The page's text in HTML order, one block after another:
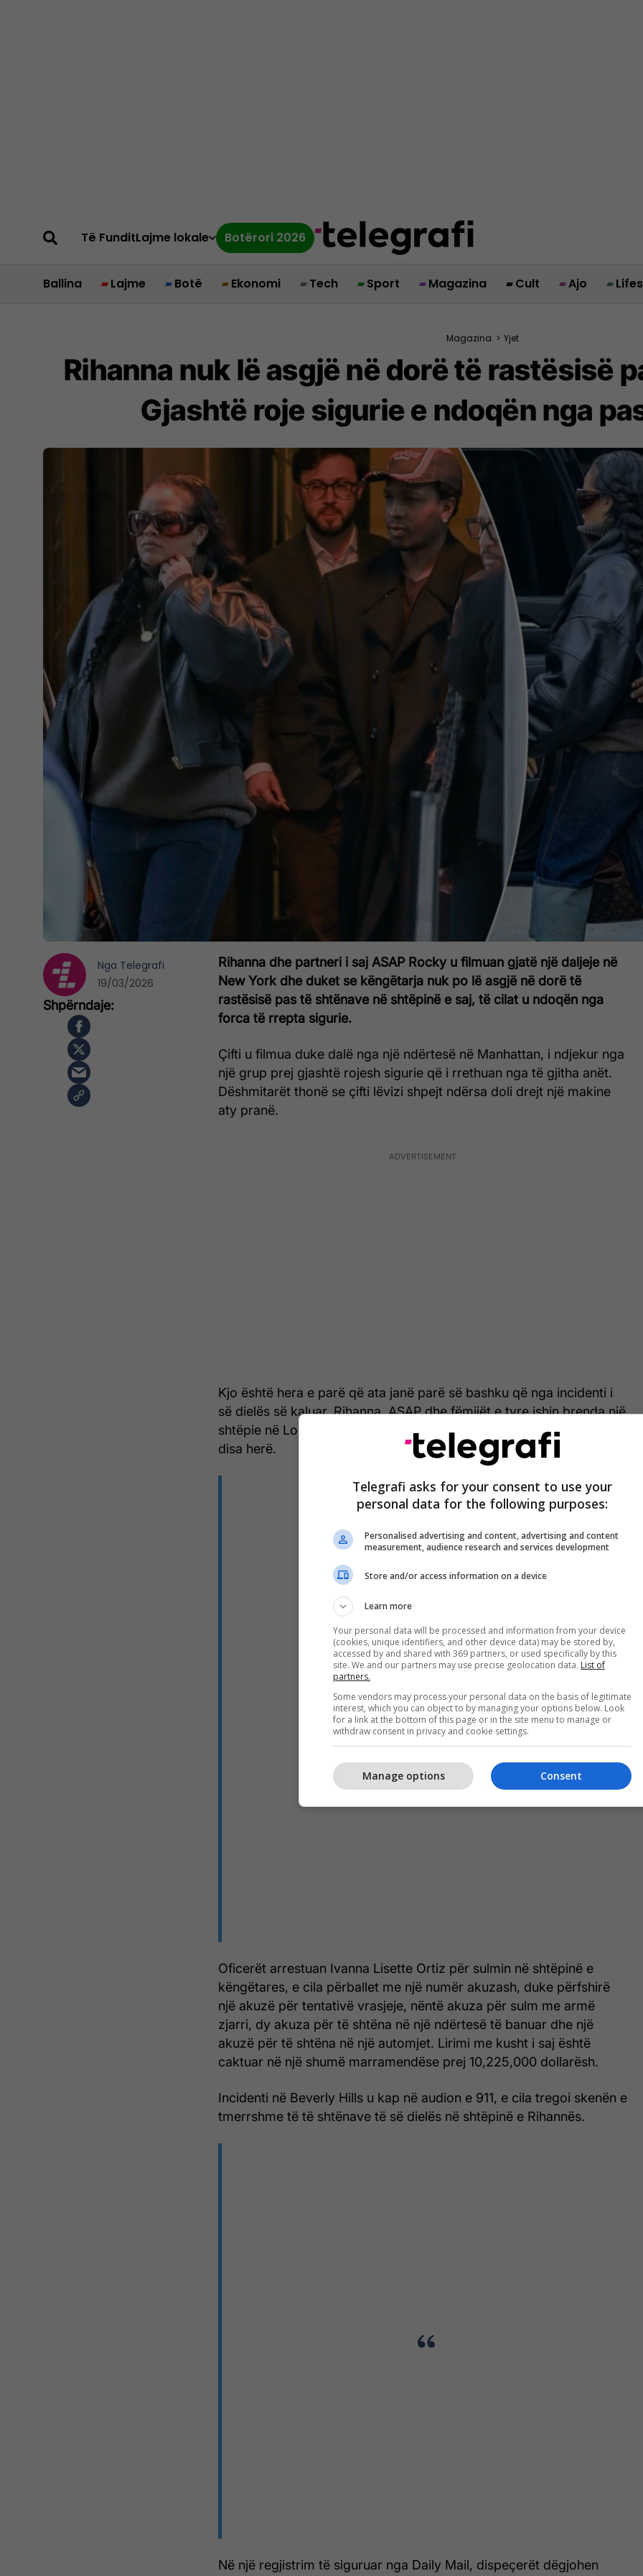
Të FunditLajme lokale Botërori 2026
Ballina Lajme Botë Ekonomi Tech Sport Magazina Cult Ajo
Magazina > Yjet
Rihanna nuk lë asgjë në dorë të rastësisë
Gjashtë roje sigurie e ndoqën nga
Rihanna dhe partneri i saj ASAP Rocky u filmuan gjatë një daljeje në
New York dhe duket se këngëtarja nuk po lë asgjë në dorë të
rastësisë pas të shtënave në shtëpinë e saj, të cilat u ndoqën nga
forca të rrepta sigurie.
Çifti u filmua duke dalë nga një ndërtesë në Manhattan, i ndjekur nga
një grup prej gjashtë rojesh sigurie që i rrethuan nga të gjitha anët.
Dëshmitarët thonë se çifti lëvizi shpejt ndërsa doli drejt një makine
aty pranë.
Kjo është hera e parë që ata janë parë së bashku që nga incidenti i
së dielës së kaluar. Rihanna, ASAP dhe fëmijët e tyre ishin brenda një
shtëpie në Los Angeles kur një grua hapi zjarr drejt saj, duke qëlluar
disa herë.
Oficerët arrestuan Ivanna Lisette Ortiz për sulmin në shtëpinë e
këngëtares, e cila përballet me një numër akuzash, duke përfshirë
një akuzë për tentativë vrasjeje, nëntë akuza për sulm me armë
zjarri, dy akuza për të shtëna në një ndërtesë të banuar dhe një
akuzë për të shtëna në një automjet. Lirimi me kusht i saj është
caktuar në një shumë marramendëse prej 10,225,000 dollarësh.
Incidenti në Beverly Hills u kap në audion e 911, e cila tregoi skenën e
tmerrshme të të shtënave të së dielës në shtëpinë e Rihannës.
Në një regjistrim të siguruar nga Daily Mail, dispeçerët dëgjohen
Nga Telegrafi
19/03/2026
Telegrafi asks for your consent to use your
personal data for the following purposes:
Personalised advertising and content, advertising and content
measurement, audience research and services development
Store and/or access information on a device
Learn more
Your personal data will be processed and information from your device
(cookies, unique identifiers, and other device data) may be stored by,
accessed by and shared with 369 partners, or used specifically by this
site. We and our partners may use precise geolocation data. List of
partners.
Some vendors may process your personal data on the basis of legitimate
interest, which you can object to by managing your options below. Look
for a link at the bottom of this page or in the site menu to manage or
withdraw consent in privacy and cookie settings.
Consent
Manage options